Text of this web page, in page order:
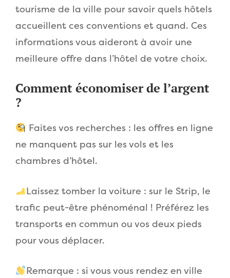
tourisme de la ville pour savoir quels hôtels
accueillent ces conventions et quand. Ces
informations vous aideront à avoir une
meilleure offre dans l’hôtel de votre choix.
Comment économiser de l’argent
?
Faites vos recherches : les offres en ligne
ne manquent pas sur les vols et les
chambres d’hôtel.
Laissez tomber la voiture : sur le Strip, le
trafic peut-être phénoménal ! Préférez les
transports en commun ou vos deux pieds
pour vous déplacer.
Remarque : si vous vous rendez en ville